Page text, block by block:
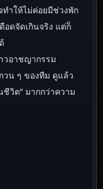
ทำให้ไม่ค่อยมีช่วงพัก
อดจัดเกินจริง แต่ก็
วอาชญากรรม
วน ๆ ของทีม ดูแล้ว
ชีวิต” มากกว่าความ